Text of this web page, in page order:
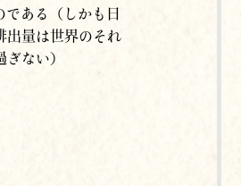
である（しかも日
出量は世界のそれ
ない）